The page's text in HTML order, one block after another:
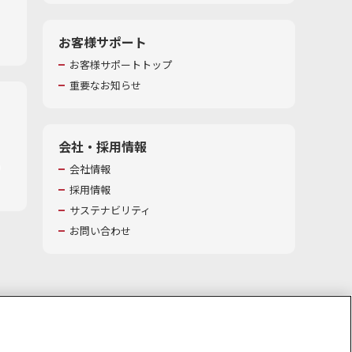
お客様サポート
お客様サポートトップ
重要なお知らせ
会社・採用情報
会社情報
採用情報
サステナビリティ
お問い合わせ